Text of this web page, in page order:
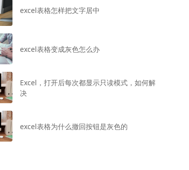
excel表格怎样把文字居中
excel表格变成灰色怎么办
Excel，打开后每次都显示只读模式，如何解
决
excel表格为什么撤回按钮是灰色的